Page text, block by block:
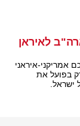
לאיראן
אמריקני-איראני
בפועל את
ישראל.